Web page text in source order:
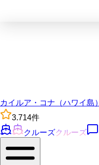
カイルア・コナ（ハワイ島）
3.714件
クルーズクルーズ